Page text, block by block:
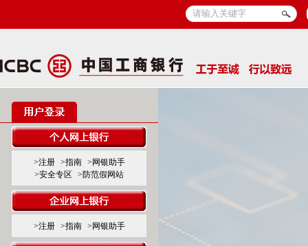
>注册 >指南
>网银助手
>安全专区
>防范假网站
>注册 >指南 >网银助手